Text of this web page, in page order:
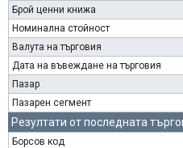
Брой ценни книжа
Номинална стойност
Валута на търговия
Дата на въвеждане на търговия
Пазар
Пазарен сегмент
Резултати от последната
Борсов код